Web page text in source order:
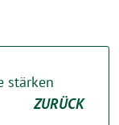
stärken
ZURÜCK